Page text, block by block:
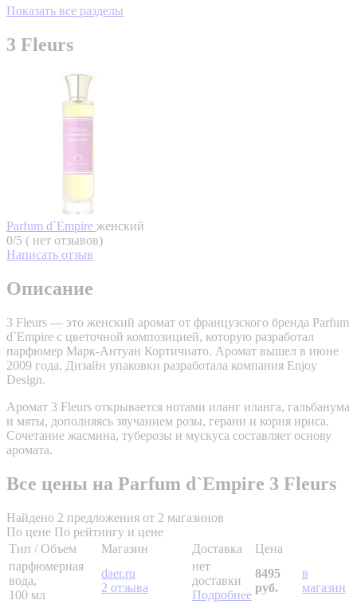
Показать все разделы
3 Fleurs
Parfum d`Empire женский
0/5 ( нет отзывов)
Написать отзыв
Описание
3 Fleurs — это женский аромат от французского бренда Parfum
d`Empire с цветочной композицией, которую разработал
парфюмер Марк-Антуан Кортичиато. Аромат вышел в июне
2009 года. Дизайн упаковки разработала компания Enjoy
Design.
Аромат 3 Fleurs открывается нотами иланг иланга, гальбанума
и мяты, дополняясь звучанием розы, герани и корня ириса.
Сочетание жасмина, туберозы и мускуса составляет основу
аромата.
Все цены на Parfum d`Empire 3 Fleurs
Найдено 2 предложения от 2 магазинов
По цене По рейтингу и цене
Тип / Объем
Магазин Доставка
Цена
парфюмерная
вода,
100 мл
daer.ru
2 отзыва
нет
доставки
Подробнее
8495
руб.
в
магазин